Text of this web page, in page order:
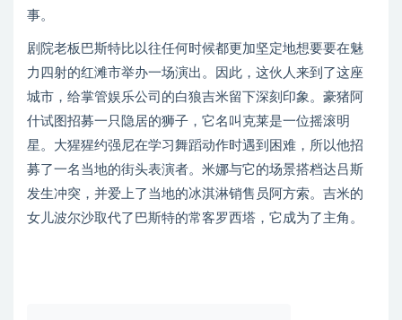
事。
剧院老板巴斯特比以往任何时候都更加坚定地想要要在魅
力四射的红滩市举办一场演出。因此，这伙人来到了这座
城市，给掌管娱乐公司的白狼吉米留下深刻印象。豪猪阿
什试图招募一只隐居的狮子，它名叫克莱是一位摇滚明
星。大猩猩约强尼在学习舞蹈动作时遇到困难，所以他招
募了一名当地的街头表演者。米娜与它的场景搭档达吕斯
发生冲突，并爱上了当地的冰淇淋销售员阿方索。吉米的
女儿波尔沙取代了巴斯特的常客罗西塔，它成为了主角。